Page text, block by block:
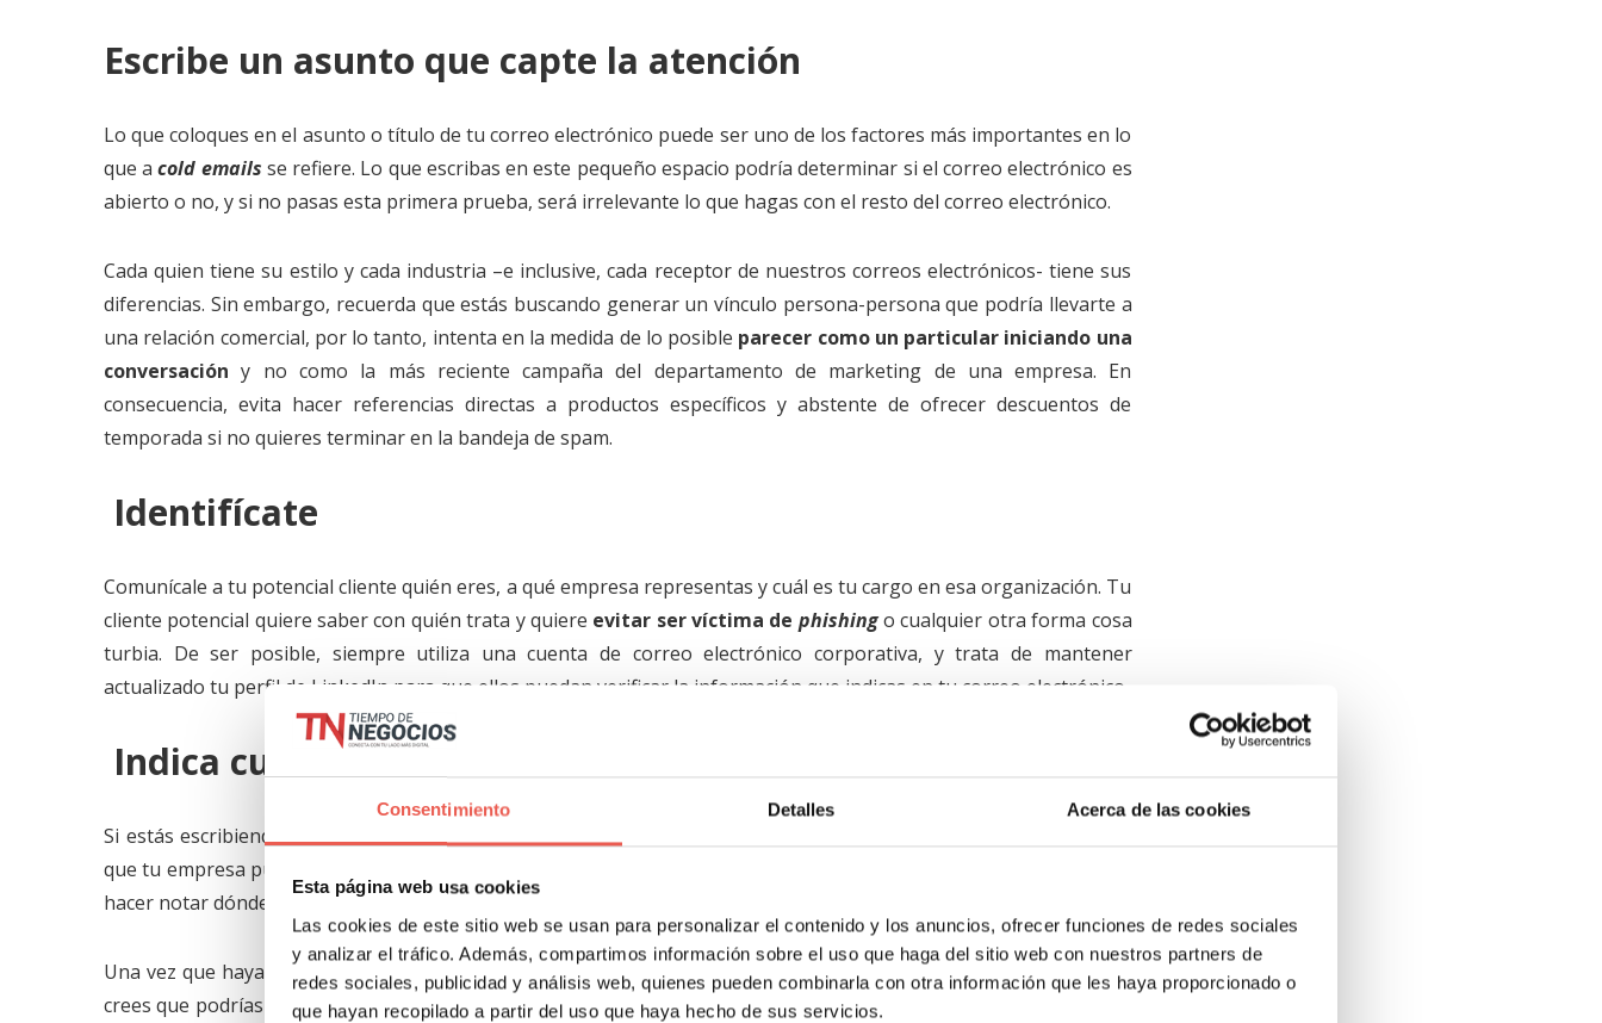
Consentimiento Detalles Acerca de las cookies
Esta página web usa cookies
Las cookies de este sitio web se usan para personalizar el contenido y los anuncios, ofrecer funciones de redes sociales
y analizar el tráfico. Además, compartimos información sobre el uso que haga del sitio web con nuestros partners de
redes sociales, publicidad y análisis web, quienes pueden combinarla con otra información que les haya proporcionado o
que hayan recopilado a partir del uso que haya hecho de sus servicios.
Escribe un asunto que capte la atención
Lo que coloques en el asunto o título de tu correo electrónico puede ser uno de los factores más importantes en lo
que acold emails se refiere. Lo que escribas en este pequeño espacio podría determinar si el correo electrónico es
abierto o no, y si no pasas esta primera prueba, será irrelevante lo que hagas con el resto del correo electrónico.
Cada quien tiene su estilo y cada industria –e inclusive, cada receptor de nuestros correos electrónicos- tiene sus
diferencias. Sin embargo, recuerda que estás buscando generar un vínculo persona-persona que podría llevarte a
una relación comercial, por lo tanto, intenta en la medida de lo posible parecer como un particular iniciando una
conversación y no como la más reciente campaña del departamento de marketing de una empresa. En
consecuencia, evita hacer referencias directas a productos específicos y abstente de ofrecer descuentos de
temporada si no quieres terminar en la bandeja de spam.
Identifícate
Comunícale a tu potencial cliente quién eres, a qué empresa representas y cuál es tu cargo en esa organización. Tu
cliente potencial quiere saber con quién trata y quiere evitar ser víctima de phishingo cualquier otra forma cosa
turbia. De ser posible, siempre utiliza una cuenta de correo electrónico corporativa, y trata de mantener
actualizado tu perfil de LinkedIn para que ellos puedan verificar la información que indicas en tu correo electrónico.
Indica cuál es tu propósito
Si estás escribiendo un correo electrónico a alguien, es porque sospechas que puede tener la necesidad de algo
que tu empresa puede ofrecerle. Explota esa necesidad que potencialmente existe para captar su atención y poder
hacer notar dónde puedes agregar valor.
Una vez que hayas hecho ese breve diagnóstico de ese “dolor” o punto de crecimiento de tu cliente, explica cómo
crees que podrías ayudarlo. Recuerda que estás tratando de darte a conocer y no tratando de cerrar una venta con